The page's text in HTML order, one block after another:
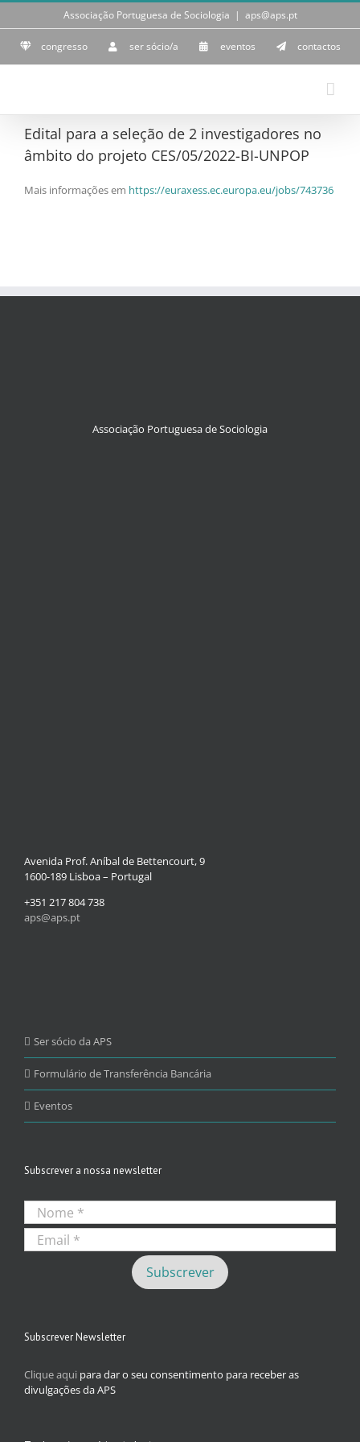
Skip
Associação Portuguesa de Sociologia | aps@aps.pt
congresso ser sócio/a eventos contactos
Edital para a seleção de 2 investigadores no
âmbito do projeto CES/05/2022-BI-UNPOP
Mais informações em https://euraxess.ec.europa.eu/jobs/743736
Associação Portuguesa de Sociologia
Avenida Prof. Aníbal de Bettencourt, 9
1600-189 Lisboa – Portugal
+351 217 804 738
aps@aps.pt
Ser sócio da APS
Formulário de Transferência Bancária
Eventos
Subscrever a nossa newsletter
Subscrever Newsletter
Clique aqui para dar o seu consentimento para receber as
divulgações da APS